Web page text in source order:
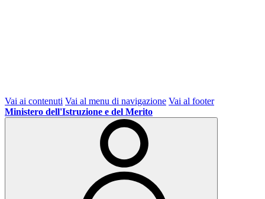
Vai ai contenuti Vai al menu di navigazione Vai al footer
Ministero dell'Istruzione e del Merito